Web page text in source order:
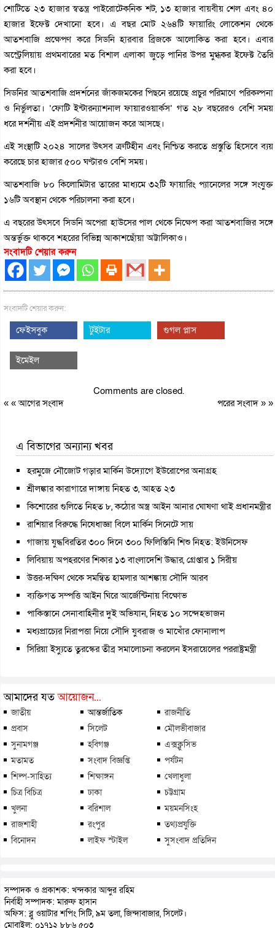
শোটিতে ২৩ হাজার স্বতন্ত্র পাইরোটেকনিক শট, ১৩ হাজার বায়বীয় শেল এবং ৪০
হাজার ইফেক্ট দেখানো হবে। এ বছর মোট ২৬৪টি ফায়ারিং লোকেশন থেকে
আতশবাজি প্রক্ষেপণ করে সিডনি হারবার ব্রিজকে আলোকিত করা হবে। এবার
অস্ট্রেলিয়ায় প্রথমবারের মত বিশাল এলাকা জুড়ে পানির উপর মুগ্ধকর ইফেক্ট তৈরি
করা হবে।
সিডনির আতশবাজি প্রদর্শনের জাঁকজমকের পিছনে রয়েছে প্রচুর পরিমাণে পরিকল্পনা
ও নির্ভুলতা। ‘ফোটি ইন্টারন্যাশনাল ফায়ারওয়ার্কস’ গত ২৮ বছরেরও বেশি সময়
ধরে দর্শনীয় এই প্রদর্শনীর আয়োজন করে আসছে।
এই সংস্থাটি ২০২৪ সালের উৎসব ত্রুটিহীন এবং নিশ্চিত করতে প্রস্তুতি হিসেবে ব্যয়
করেছে চার হাজার ৫০০ ঘণ্টারও বেশি সময়।
আতশবাজি ৮০ কিলোমিটার তারের মাধ্যমে ৩২টি ফায়ারিং প্যানেলের সঙ্গে সংযুক্ত
১৬টি অবস্থান থেকে পরিচালনা করা হবে।
এ বছরের উৎসবে সিডনি অপেরা হাউসের পাল থেকে নিক্ষেপ করা আতশবাজির সঙ্গে
অন্তর্ভুক্ত থাকবে শহরের বিভিন্ন আকাশছোঁয়া অট্টালিকাও।
সংবাদটি শেয়ার করুন
সংবাদটি শেয়ার করুন:
ফেইসবুক টুইটার গুগল প্লাস
ইমেইল
Comments are closed.
« «আগের সংবাদ পরের সংবাদ» »
এ বিভাগের অন্যান্য খবর
হরমুজে নৌজোট গড়ার মার্কিন উদ্যোগে ইউরোপের অনাগ্রহ
শ্রীলঙ্কার কারাগারে দাঙ্গায় নিহত ৩, আহত ২৩
কিশোরের গুলিতে নিহত ৮, কঠোর অস্ত্র আইন আনার ঘোষণা থাই প্রধানমন্ত্রীর
রাশিয়ার বিরুদ্ধে নিষেধাজ্ঞা বিলে মার্কিন সিনেটে সায়
গাজায় যুদ্ধবিরতির ৩০০ দিনে ৩০০ ফিলিস্তিনি শিশু নিহত: ইউনিসেফ
লিবিয়ায় অপহরণের শিকার ১৩ বাংলাদেশি উদ্ধার, গ্রেপ্তার ১ সিরীয়
উত্তর-দক্ষিণ থেকে সমন্বিত হামলার আশঙ্কায় সৌদি আরব
ব্যক্তিগত সম্পত্তি আইন ঘিরে আর্জেন্টিনায় বিক্ষোভ
পাকিস্তানে সেনাবাহিনীর দুই অভিযান, নিহত ১০ সন্দেহভাজন
মধ্যপ্রাচ্যের নিরাপত্তা নিয়ে সৌদি যুবরাজ ও মাখোঁর ফোনালাপ
সিরিয়া ইস্যুতে তুরস্কের তীব্র সমালোচনা করলেন ইসরায়েলের পররাষ্ট্রমন্ত্রী
আমাদের যতআয়োজন...
জাতীয় আন্তর্জাতিক
রাজনীতি
প্রবাস
সিলেট
মৌলভীবাজার
সুনামগঞ্জ
হবিগঞ্জ
এক্সক্লুসিভ
মতামত
সংবাদ বিজ্ঞপ্তি
পর্যটন
শিল্প-সাহিত্য
শিক্ষাঙ্গন
খেলাধুলা
চিত্র বিচিত্র
ঢাকা
চট্টগ্রাম
খুলনা
বরিশাল
ময়মনসিংহ
রাজশাহী
রংপুর
তথ্যপ্রযুক্তি
বিনোদন
লাইফ স্টাইল সুসংবাদ প্রতিদিন
সম্পাদক ও প্রকাশক: খন্দকার আব্দুর রহিম
নির্বাহী সম্পাদক: মারুফ হাসান
অফিস: ব্লু ওয়াটার শপিং সিটি, ৯ম তলা, জিন্দাবাজার, সিলেট।
মোবাইল: ০১৭১২ ৮৮৬ ৫০৩